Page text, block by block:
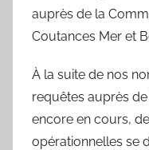
auprès de la
Coutances Mer et
À la suite de nos
requêtes auprès
encore en cours,
opérationnelles se